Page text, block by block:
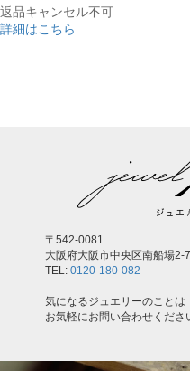
返品キャンセル不可
詳細はこちら
〒542-0081
大阪府大阪市中央区南船場2-
TEL: 0120-180-082
気になるジュエリーのことは
お気軽にお問い合わせくださ